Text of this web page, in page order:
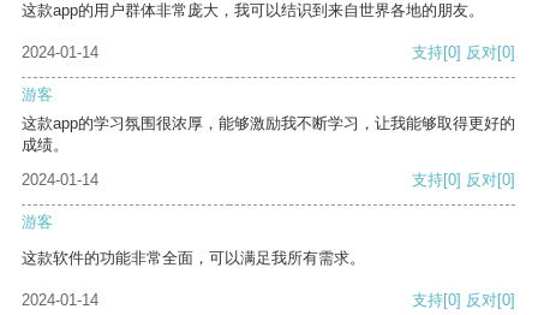
这款app的用户群体非常庞大，我可以结识到来自世界各地的朋友。
2024-01-14 支持[0] 反对[0]
游客
这款app的学习氛围很浓厚，能够激励我不断学习，让我能够取得更好的
成绩。
2024-01-14
支持[0] 反对[0]
游客
这款软件的功能非常全面，可以满足我所有需求。
2024-01-14 支持[0] 反对[0]